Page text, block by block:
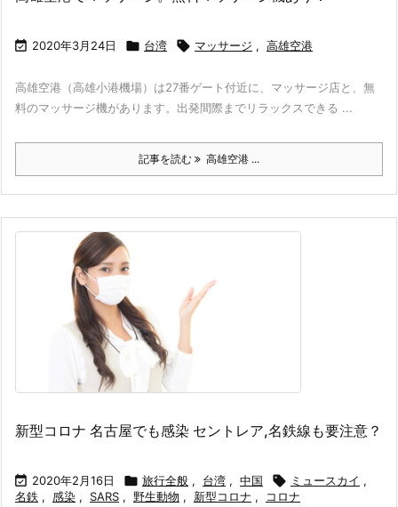
 2020年3月24日  台湾  マッサージ , 高雄空港
高雄空港（高雄小港機場）は27番ゲート付近に、マッサージ店と、無
料のマッサージ機があります。出発間際までリラックスできる ...
記事を読む 高雄空港 ...
新型コロナ 名古屋でも感染 セントレア,名鉄線も要注意？
 2020年2月16日  旅行全般 , 台湾 , 中国  ミュースカイ ,
名鉄 , 感染 , SARS , 野生動物 , 新型コロナ , コロナ